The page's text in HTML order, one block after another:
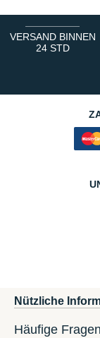
VERSAND BINNEN
24 STD
Nützliche
Häufige Fragen